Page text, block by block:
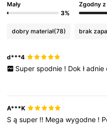
Mały
3%
Zgodny z
dobry materiał(78) brak
d***4
Super spodnie ! Dok ładnie
A***K
Sąsuper !! Megawygodne !